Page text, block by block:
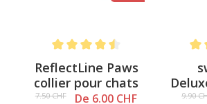
Note moyenne de 4.5 sur 5 étoiles
ReflectLine Paws
collier pour chats
7.50 CHF De 6.00 CHF 9.90